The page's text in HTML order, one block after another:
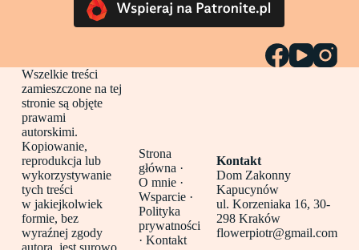
Wszelkie treści
zamieszczone na tej
stronie są objęte
prawami
autorskimi.
Kopiowanie,
reprodukcja lub
wykorzystywanie
tych treści
w jakiejkolwiek
formie, bez
wyraźnej zgody
autora, jest surowo
Strona
główna ·
O mnie ·
Wsparcie ·
Polityka
prywatności
·Kontakt
Kontakt
Dom Zakonny
Kapucynów
ul. Korzeniaka 16, 30-
298 Kraków
flowerpiotr@gmail.com